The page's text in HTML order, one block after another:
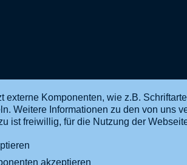
externe Komponenten, wie z.B.
Weitere Informationen zu den von uns
ist freiwillig, für die Nutzung der
akzeptieren